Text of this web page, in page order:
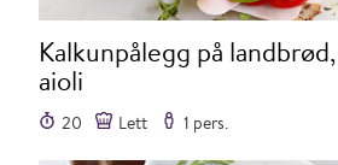
Kalkunpålegg på
aioli
20 Lett 1 pers.